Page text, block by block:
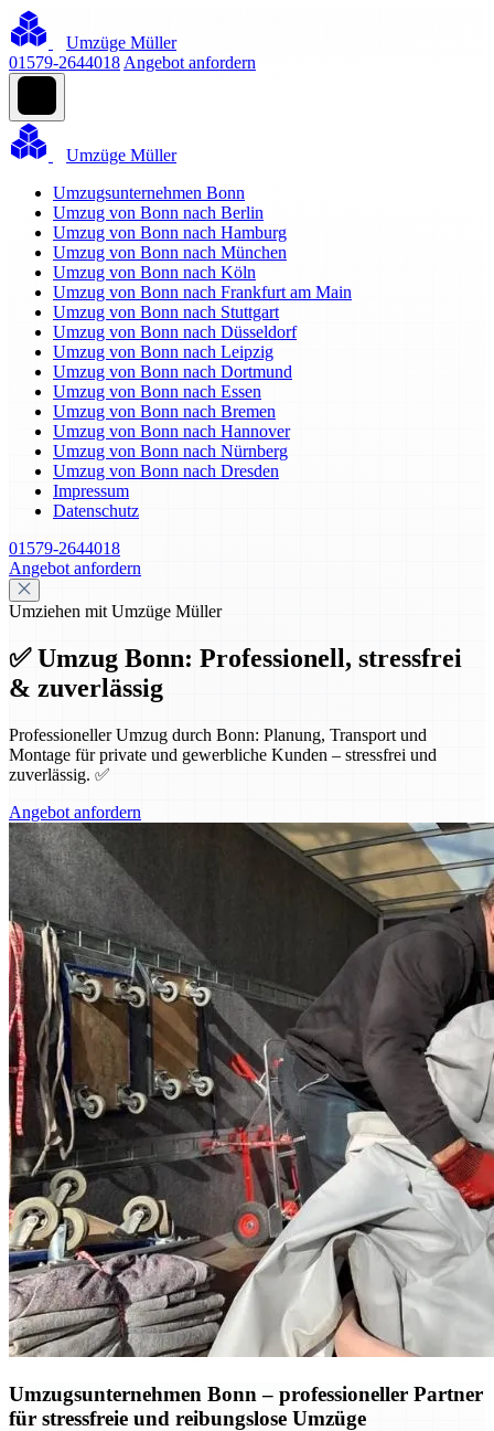
Umzüge Müller
01579-2644018 Angebot anfordern
Umzüge Müller
Umzugsunternehmen Bonn
Umzug von Bonn nach Berlin
Umzug von Bonn nach Hamburg
Umzug von Bonn nach München
Umzug von Bonn nach Köln
Umzug von Bonn nach Frankfurt am Main
Umzug von Bonn nach Stuttgart
Umzug von Bonn nach Düsseldorf
Umzug von Bonn nach Leipzig
Umzug von Bonn nach Dortmund
Umzug von Bonn nach Essen
Umzug von Bonn nach Bremen
Umzug von Bonn nach Hannover
Umzug von Bonn nach Nürnberg
Umzug von Bonn nach Dresden
Impressum
Datenschutz
01579-2644018
Angebot anfordern
Umziehen mit Umzüge Müller
✅ Umzug Bonn: Professionell, stressfrei
& zuverlässig
Professioneller Umzug durch Bonn: Planung, Transport und
Montage für private und gewerbliche Kunden – stressfrei und
zuverlässig. ✅
Angebot anfordern
Umzugsunternehmen Bonn – professioneller Partner
für stressfreie und reibungslose Umzüge